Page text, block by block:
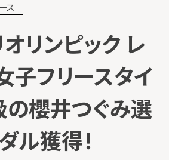
ス
リンピック レ
子フリースタイ
櫻井つぐみ選
ル獲得！